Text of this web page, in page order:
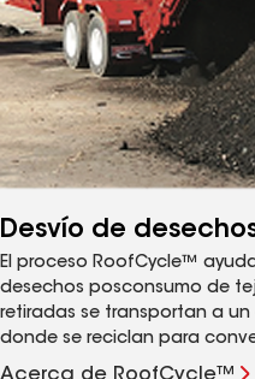
Desvío de
El proceso RoofCycle™
desechos posconsumo de
retiradas se transportan a
donde se reciclan para
Acerca de RoofCycle™